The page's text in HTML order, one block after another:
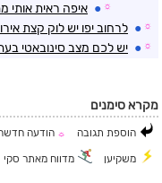
☼
● איפה ראית אותי
☼
● לרחוב יפו יש לוק קצת
☼
● יש לכם מצב סינובאטי
מקרא סימנים
הוספת תגובה ☼ הודעה
משקיען מדווח מאתר סקי